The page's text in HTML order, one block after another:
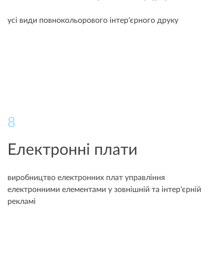
усі види повнокольорового інтер'єрного друку
8
Електронні плати
виробництво електронних плат управління
електронними елементами у зовнішній та інтер'єрній
рекламі